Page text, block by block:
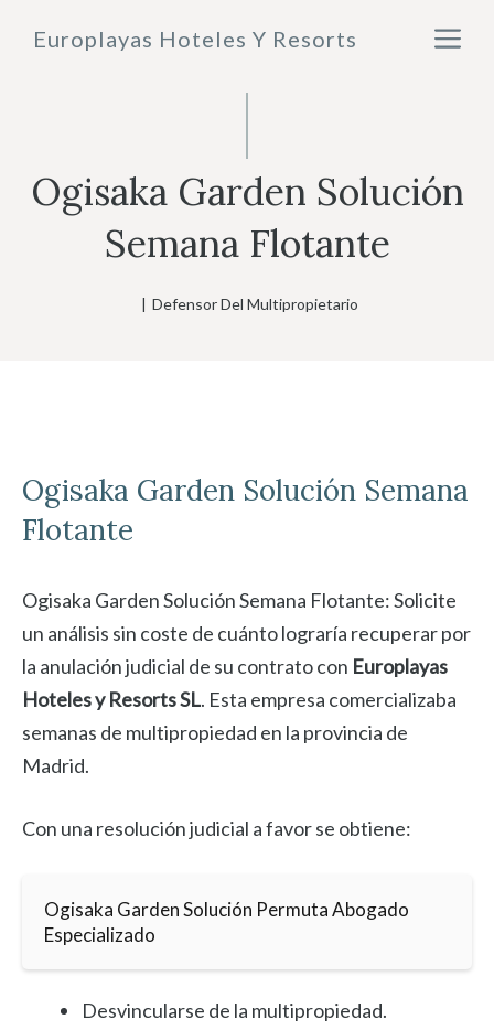
Europlayas Hoteles Y Resorts
Ogisaka Garden Solución
Semana Flotante
| Defensor Del Multipropietario
Ogisaka Garden Solución Semana
Flotante
Ogisaka Garden Solución Semana Flotante: Solicite
un análisis sin coste de cuánto lograría recuperar por
la anulación judicial de su contrato con Europlayas
Hoteles y Resorts SL. Esta empresa comercializaba
semanas de multipropiedad en la provincia de
Madrid.
Con una resolución judicial a favor se obtiene:
Ogisaka Garden Solución Permuta Abogado
Especializado
Desvincularse de la multipropiedad.